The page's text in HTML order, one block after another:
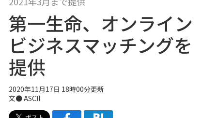
第一生命、オンライン
ビジネスマッチングを
提供
2020年11月17日 18時00分更新
文● ASCII